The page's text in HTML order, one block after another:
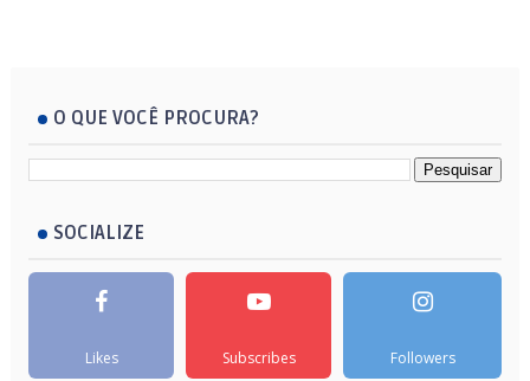
O QUE VOCÊ PROCURA?
SOCIALIZE
Likes Subscribes Followers